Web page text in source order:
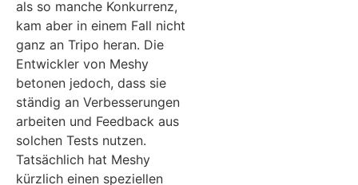
als so manche Konkurrenz,
kam aber in einem Fall nicht
ganz an Tripo heran. Die
Entwickler von Meshy
betonen jedoch, dass sie
ständig an Verbesserungen
arbeiten und Feedback aus
solchen Tests nutzen.
Tatsächlich hat Meshy
kürzlich einen speziellen